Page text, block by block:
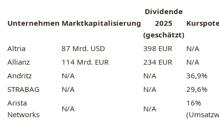
Unternehmen Marktkapitalisierung
Dividende
2025
(geschätzt)
Altria 87 Mrd. USD 398 EUR
N/A
Allianz
114 Mrd. EUR 234 EUR
N/A
Andritz
N/A N/A
36,9%
STRABAG
N/A N/A
29,6%
Arista
Networks
N/A N/A
16%